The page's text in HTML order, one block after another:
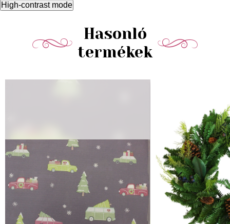
High-contrast mode
Hasonló
termékek